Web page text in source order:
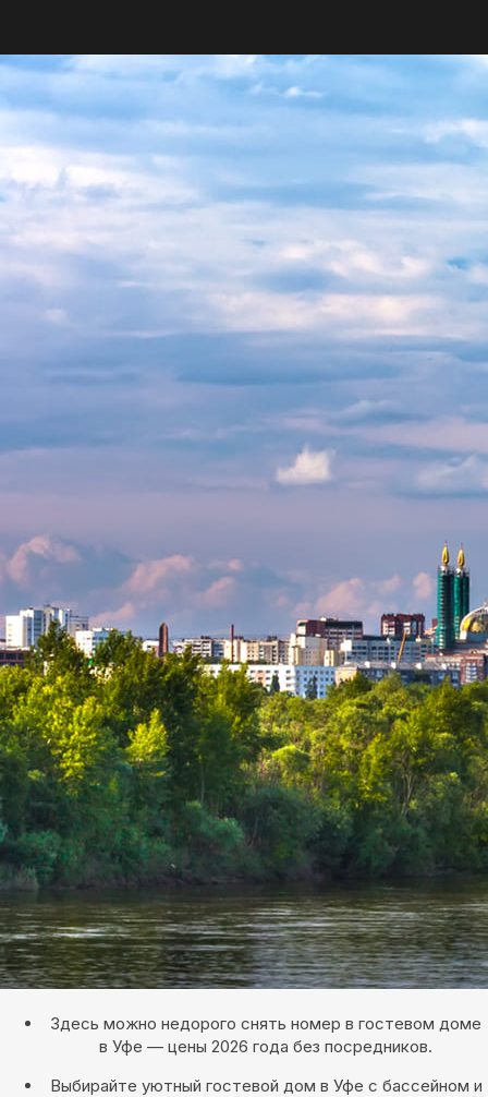
Здесь можно недорого снять номер в гостевом доме
в Уфе — цены 2026 года без посредников.
Выбирайте уютный гостевой дом в Уфе с бассейном и